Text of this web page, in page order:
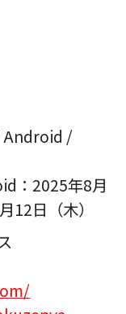
Android /
：2025年8月
日（木）